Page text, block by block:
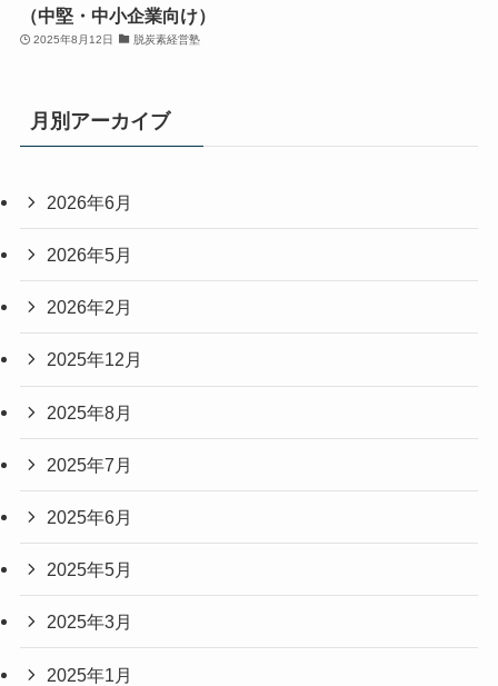
（中堅・中小企業向け）
2025年8月12日 脱炭素経営塾
月別アーカイブ
2026年6月
2026年5月
2026年2月
2025年12月
2025年8月
2025年7月
2025年6月
2025年5月
2025年3月
2025年1月